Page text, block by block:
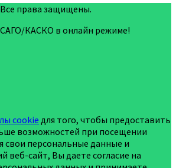
права защищены.
КАСКО в онлайн режиме!
cookie для того, чтобы предоставить
возможностей при посещении
свои персональные данные и
веб-сайт, Вы даете согласие на